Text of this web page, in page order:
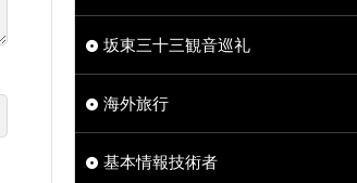
坂東三十三観音巡礼
海外旅行
基本情報技術者